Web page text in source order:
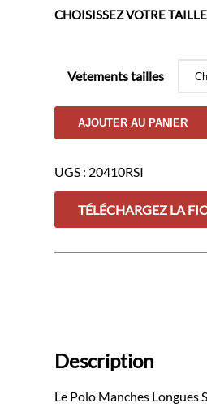
CHOISISSEZ VOTRE TAILLE
Vetements tailles
Polo
Longues
Sécurité
Incendie
SAFETEK®
AJOUTER AU PANIER
UGS : 20410RSI
TÉLÉCHARGEZ LA
Description
Le Polo Manches